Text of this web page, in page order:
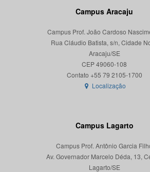
Campus Aracaju
Campus Prof. João Cardoso
Rua Cláudio Batista, s/n, Cidade
Aracaju/SE
CEP 49060-108
Localização
Campus Lagarto
Campus Prof. Antônio Garcia
Av. Governador Marcelo Déda, 13,
Lagarto/SE